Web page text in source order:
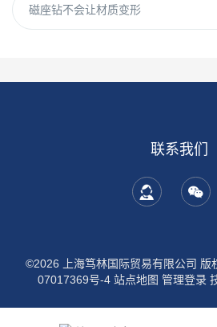
磁座钻不会让材质变形
联系我们
©2026 上海笃林国际贸易有限公司 版
07017369号-4 站点地图 管理登录